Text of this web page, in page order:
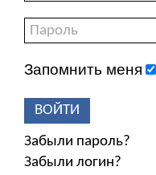
Запомнить меня
ВОЙТИ
Забыли пароль?
Забыли логин?